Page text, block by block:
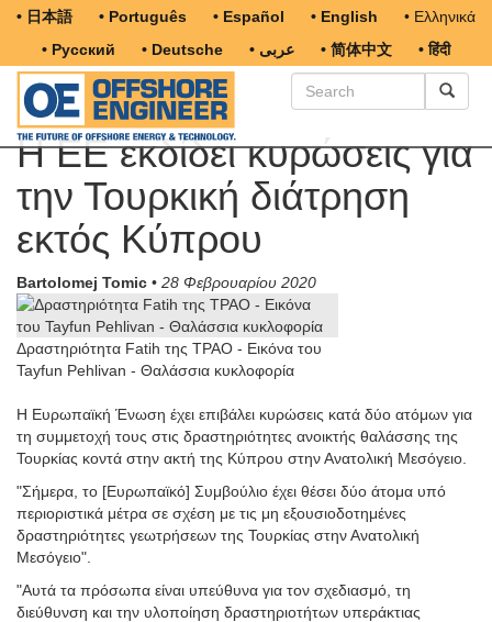
• 日本語 • Português • Español • English
• Ελληνικά
• Русский
• Deutsche • عربى • 简体中文 • हिंदी
Η ΕΕ εκδίδει κυρώσεις για
την Τουρκική διάτρηση
εκτός Κύπρου
Bartolomej Tomic • 28 Φεβρουαρίου 2020
Δραστηριότητα Fatih της TPAO - Εικόνα του
Tayfun Pehlivan - Θαλάσσια κυκλοφορία
Η Ευρωπαϊκή Ένωση έχει επιβάλει κυρώσεις κατά δύο ατόμων για
τη συμμετοχή τους στις δραστηριότητες ανοικτής θαλάσσης της
Τουρκίας κοντά στην ακτή της Κύπρου στην Ανατολική Μεσόγειο.
"Σήμερα, το [Ευρωπαϊκό] Συμβούλιο έχει θέσει δύο άτομα υπό
περιοριστικά μέτρα σε σχέση με τις μη εξουσιοδοτημένες
δραστηριότητες γεωτρήσεων της Τουρκίας στην Ανατολική
Μεσόγειο".
"Αυτά τα πρόσωπα είναι υπεύθυνα για τον σχεδιασμό, τη
διεύθυνση και την υλοποίηση δραστηριοτήτων υπεράκτιας